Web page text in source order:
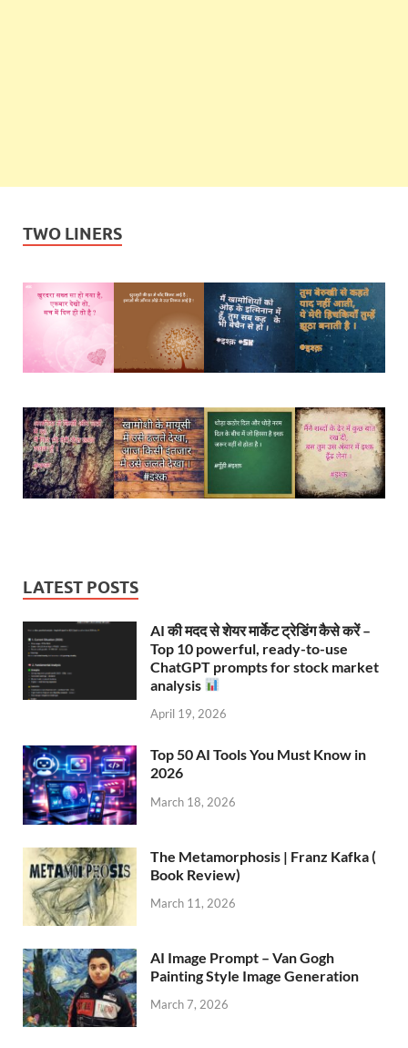
TWO LINERS
LATEST POSTS
AI की मदद से शेयर मार्केट ट्रेडिंग कैसे करें –
Top 10 powerful, ready-to-use
ChatGPT prompts for stock market
analysis
April 19, 2026
Top 50 AI Tools You Must Know in
2026
March 18, 2026
The Metamorphosis | Franz Kafka (
Book Review)
March 11, 2026
AI Image Prompt – Van Gogh
Painting Style Image Generation
March 7, 2026